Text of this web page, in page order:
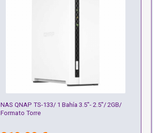
NAS QNAP TS-133/ 1 Bahía 3.5"- 2.5"/ 2GB/
Formato Torre